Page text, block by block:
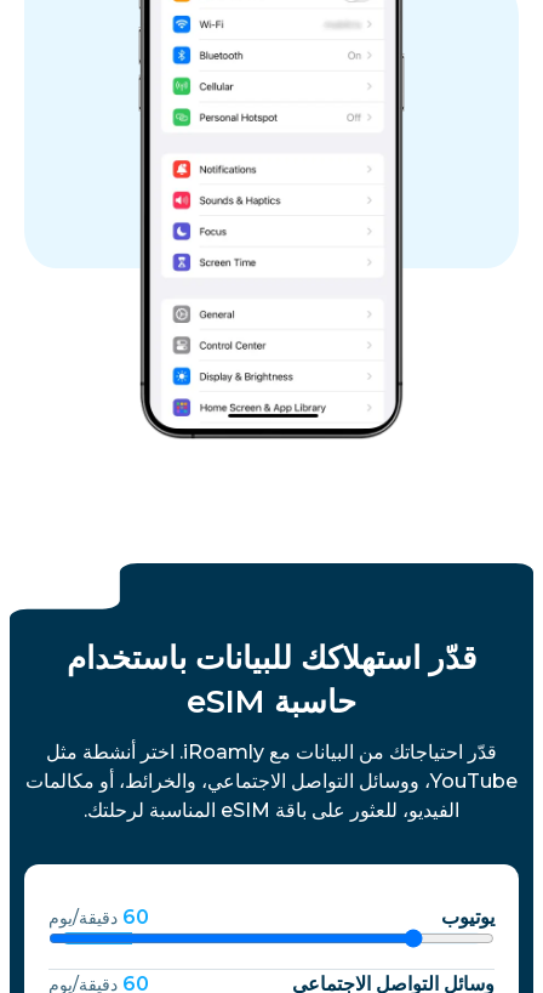
قدّر استهلاكك للبيانات باستخدام
حاسبة eSIM
قدّر احتياجاتك من البيانات مع iRoamly. اختر أنشطة مثل
YouTube، ووسائل التواصل الاجتماعي، والخرائط، أو مكالمات
الفيديو، للعثور على باقة eSIM المناسبة لرحلتك.
يوتيوب 60 دقيقة/يوم
وسائل التواصل الاجتماعي 60 دقيقة/يوم